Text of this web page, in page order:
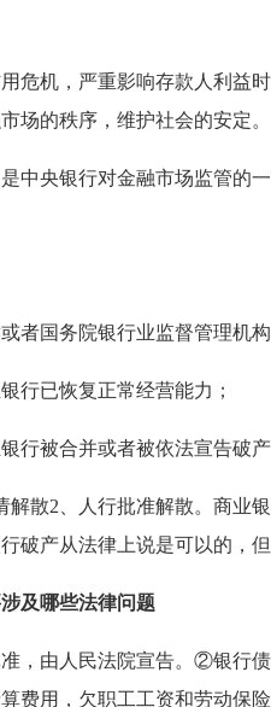
机，严重影响存款人利益
场的秩序，维护社会的安定。
央银行对金融市场监管的
国务院银行业监督管理机构
已恢复正常经营能力；
被合并或者被依法宣告破产
散2、人行批准解散。商业
破产从法律上说是可以的，
及哪些法律问题
由人民法院宣告。②银行债
费用，欠职工工资和劳动保